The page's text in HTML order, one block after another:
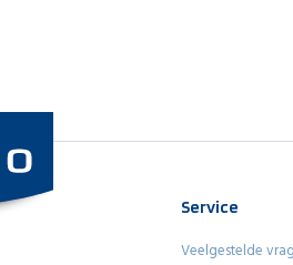
Service
Veelgestelde